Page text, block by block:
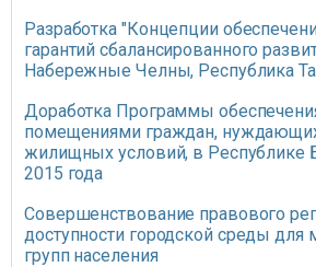
Разработка "Концепции
гарантий сбалансированного
Набережные Челны, Республика
Доработка Программы
помещениями граждан,
жилищных условий, в Республике
2015 года
Совершенствование правового
доступности городской среды
групп населения